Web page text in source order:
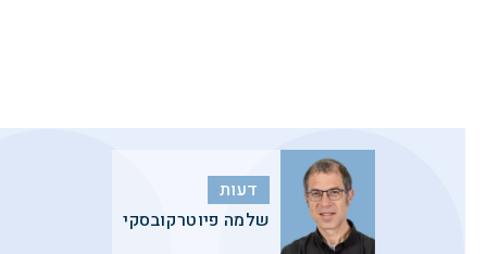
דעות
שלמה פיוטרקובסקי